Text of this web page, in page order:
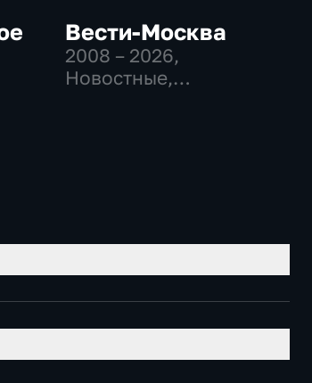
Вести-Москва
2008 – 2026,
Новостные,